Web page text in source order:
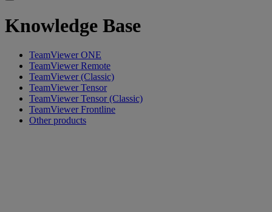
Knowledge Base
TeamViewer ONE
TeamViewer Remote
TeamViewer (Classic)
TeamViewer Tensor
TeamViewer Tensor (Classic)
TeamViewer Frontline
Other products